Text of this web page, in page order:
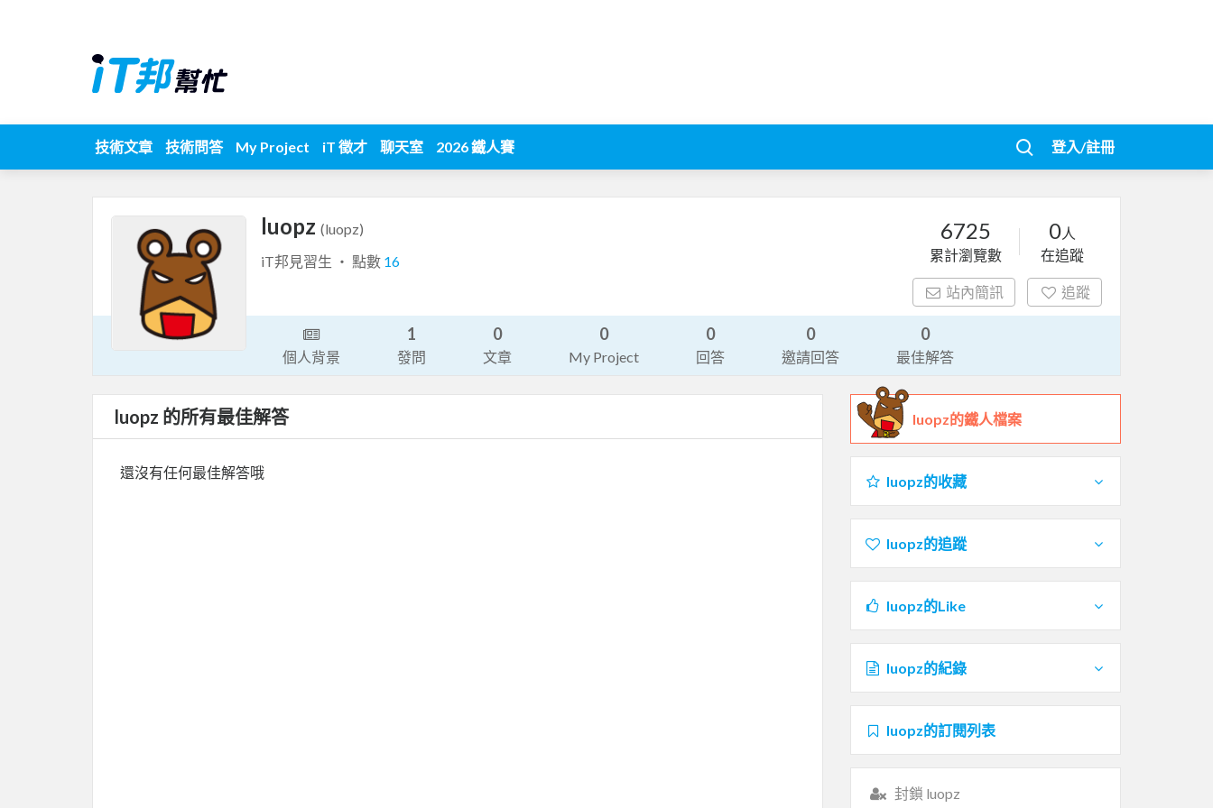
技術文章 技術問答 My Project iT 徵才 聊天室 2026 鐵人賽 登入/註冊
luopz (luopz)
iT邦見習生 ‧ 點數 16
6725
累計瀏覽數
0人
在追蹤
站內簡訊 追蹤
個人背景
1
發問
0
文章
0
My Project
0
回答
0
邀請回答
0
最佳解答
luopz 的所有最佳解答
還沒有任何最佳解答哦
luopz的鐵人檔案
luopz的收藏
luopz的追蹤
luopz的Like
luopz的紀錄
luopz的訂閱列表
封鎖 luopz